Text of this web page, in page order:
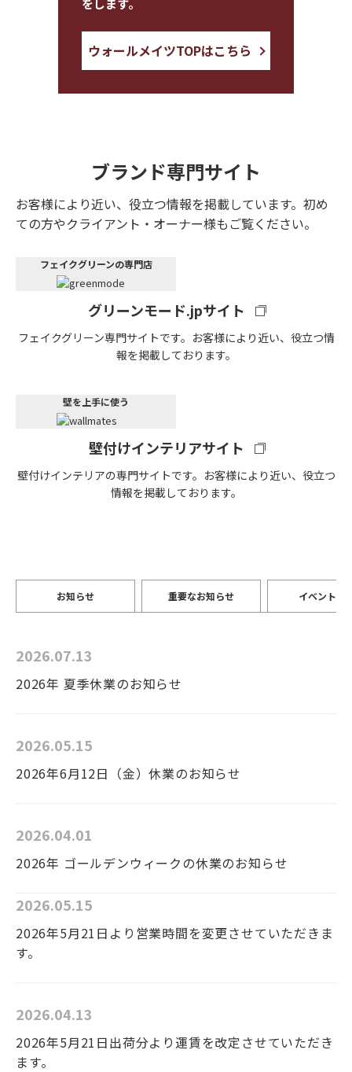
をします。
ウォールメイツTOPはこちら
ブランド専門サイト
お客様により近い、役立つ情報を掲載しています。初め
ての方やクライアント・オーナー様もご覧ください。
フェイクグリーンの専門店
グリーンモード.jpサイト
フェイクグリーン専門サイトです。お客様により近い、役立つ情
報を掲載しております。
壁を上手に使う
壁付けインテリアサイト
壁付けインテリアの専門サイトです。お客様により近い、役立つ
情報を掲載しております。
お知らせ 重要なお知らせ イベント情
2026.07.13
2026年 夏季休業のお知らせ
2026.05.15
2026年6月12日（金）休業のお知らせ
2026.04.01
2026年 ゴールデンウィークの休業のお知らせ
2026.05.15
2026年5月21日より営業時間を変更させていただきま
す。
2026.04.13
2026年5月21日出荷分より運賃を改定させていただき
ます。